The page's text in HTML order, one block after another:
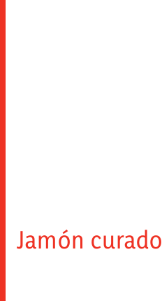
Jamón curado